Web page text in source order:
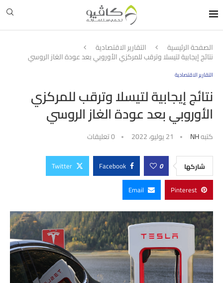
الصفحة الرئيسية التقارير الاقتصادية
نتائج إيجابية لتيسلا وترقب للمركزي الأوروبي بعد عودة الغاز الروسي
التقارير الاقتصادية
نتائج إيجابية لتيسلا وترقب للمركزي
الأوروبي بعد عودة الغاز الروسي
كتبهNH 21 يوليو، 2022 0 تعليقات
شاركها 0
Facebook
Twitter
Pinterest
Email